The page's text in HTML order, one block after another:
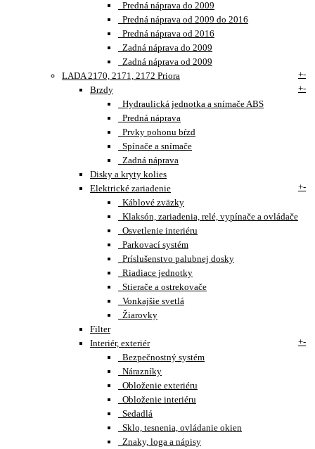
Predná náprava do 2009
Predná náprava od 2009 do 2016
Predná náprava od 2016
Zadná náprava do 2009
Zadná náprava od 2009
LADA 2170, 2171, 2172 Priora
+-
Brzdy
+-
Hydraulická jednotka a snímače ABS
Predná náprava
Prvky pohonu bŕzd
Spínače a snímače
Zadná náprava
Disky a kryty kolies
Elektrické zariadenie
+-
Káblové zväzky
Klaksón, zariadenia, relé, vypínače a ovládače
Osvetlenie interiéru
Parkovací systém
Príslušenstvo palubnej dosky
Riadiace jednotky
Stierače a ostrekovače
Vonkajšie svetlá
Žiarovky
Filter
Interiér, exteriér
+-
Bezpečnostný systém
Nárazníky
Obloženie exteriéru
Obloženie interiéru
Sedadlá
Sklo, tesnenia, ovládanie okien
Znaky, loga a nápisy